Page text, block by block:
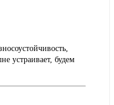
устраивает, будем